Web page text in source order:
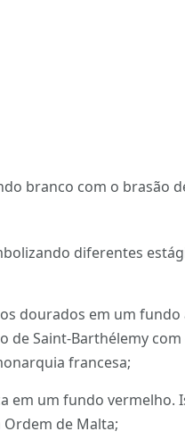
branco com o brasão
diferentes
dourados em um fundo
de Saint-Barthélemy com
francesa;
em um fundo vermelho.
de Malta;